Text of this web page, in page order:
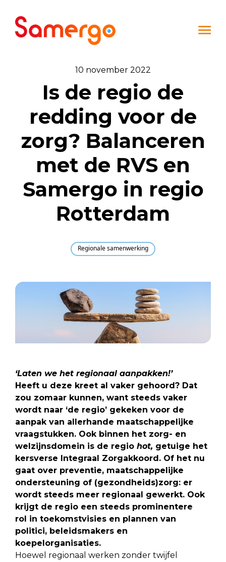
10 november 2022
Is de regio de
redding voor de
zorg? Balanceren
met de RVS en
Samergo in regio
Rotterdam
Regionale samenwerking
‘Laten we het regionaal aanpakken!’
Heeft u deze kreet al vaker gehoord? Dat
zou zomaar kunnen, want steeds vaker
wordt naar ‘de regio’ gekeken voor de
aanpak van allerhande maatschappelijke
vraagstukken. Ook binnen het zorg- en
welzijnsdomein is de regio hot, getuige het
kersverse Integraal Zorgakkoord. Of het nu
gaat over preventie, maatschappelijke
ondersteuning of (gezondheids)zorg: er
wordt steeds meer regionaal gewerkt. Ook
krijgt de regio een steeds prominentere
rol in toekomstvisies en plannen van
politici, beleidsmakers en
koepelorganisaties.
Hoewel regionaal werken zonder twijfel